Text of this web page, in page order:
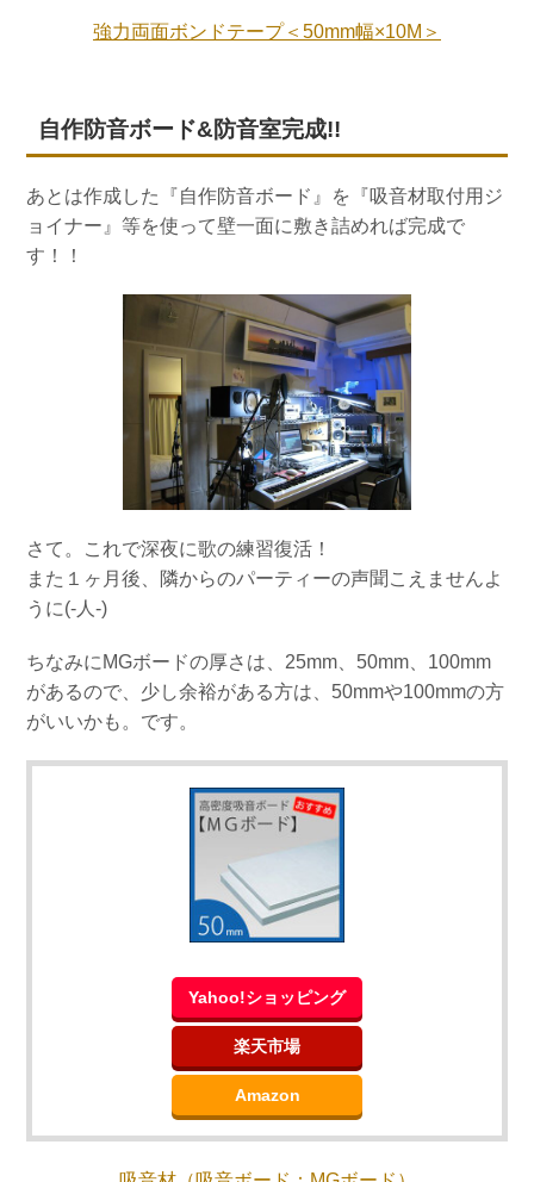
強力両面ボンドテープ＜50mm幅×10M＞
自作防音ボード&防音室完成!!
あとは作成した『自作防音ボード』を『吸音材取付用ジ
ョイナー』等を使って壁一面に敷き詰めれば完成で
す！！
さて。これで深夜に歌の練習復活！
また１ヶ月後、隣からのパーティーの声聞こえませんよ
うに(-人-)
ちなみにMGボードの厚さは、25mm、50mm、100mm
があるので、少し余裕がある方は、50mmや100mmの方
がいいかも。です。
Yahoo!ショッピング
楽天市場
Amazon